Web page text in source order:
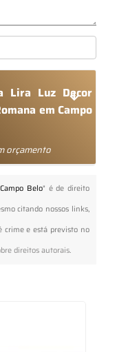
Lira Luz Decor
em Campo
orçamento
Belo" é de direito
citando nossos links,
crime e está previsto no
direitos autorais.